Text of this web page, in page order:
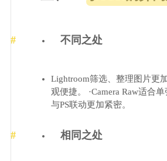
不同之处
Lightroom筛选、整理图片更
观便捷。 ·Camera Raw适合
与PS联动更加紧密。
相同之处